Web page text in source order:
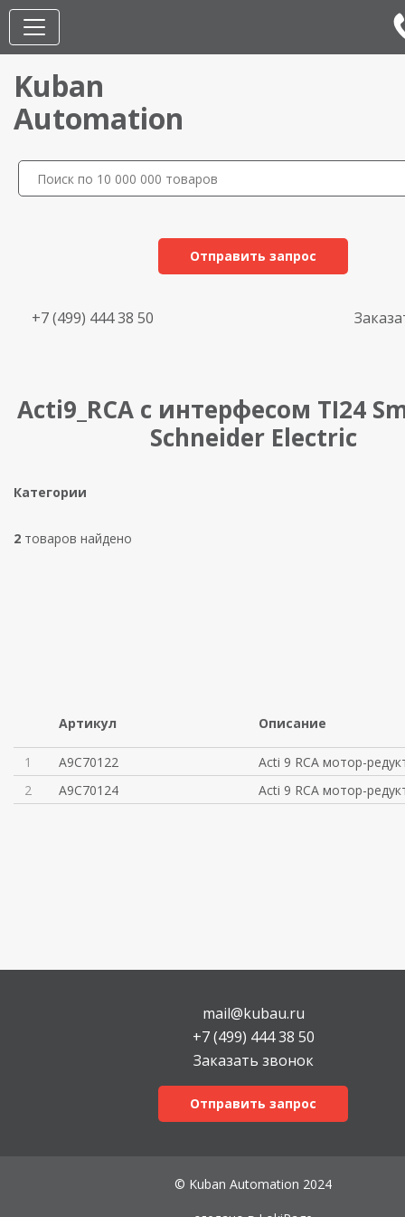
Kuban
Automation
Отправить запрос
+7 (499) 444 38 50
Acti9_RCA c интерфесом TI24
Schneider Electric
Категории
2 товаров найдено
Артикул Описание
1 A9C70122
Acti 9 RCA мотор-
2
A9C70124 Acti 9 RCA мотор-
mail@kubau.ru
+7 (499) 444 38 50
Заказать звонок
Отправить запрос
© Kuban Automation 2024